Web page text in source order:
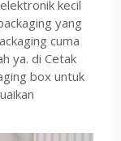
kecil
yang
cuma
ya. di Cetak
box untuk